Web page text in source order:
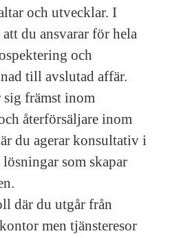
och utvecklar. I
du ansvarar för hela
och
till avslutad affär.
främst inom
återförsäljare inom
du agerar konsultativ i
som skapar
där du utgår från
men tjänsteresor